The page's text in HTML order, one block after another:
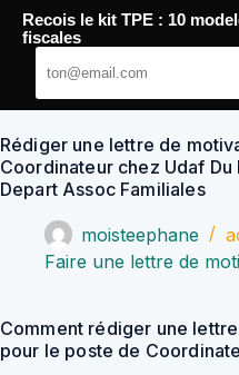
Passer
contenu
YoupiJobs
Rédiger une lettre de
Coordinateur chez Udaf Du
Depart Assoc Familiales
moisteephane
Faire une lettre de
Comment rédiger une
pour le poste de
Recois le kit TPE : 10
fiscales